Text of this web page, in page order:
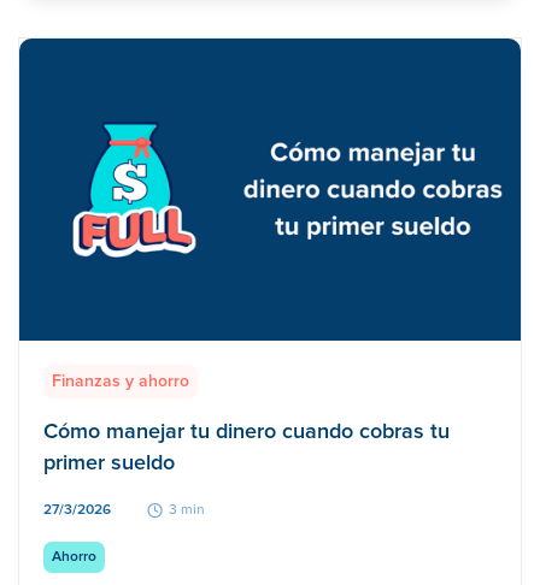
Finanzas y ahorro
Cómo manejar tu dinero cuando cobras tu
primer sueldo
27/3/2026 3 min
Ahorro